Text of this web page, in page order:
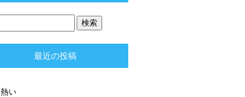
最近の投稿
熱い